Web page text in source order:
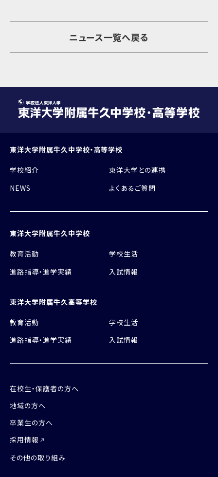
ニュース一覧へ戻る
東洋大学附属牛久中学校・高等学校
学校紹介
東洋大学との連携
NEWS
よくあるご質問
東洋大学附属牛久中学校
教育活動
学校生活
進路指導・進学実績
入試情報
東洋大学附属牛久高等学校
教育活動
学校生活
進路指導・進学実績
入試情報
在校生・保護者の方へ
地域の方へ
卒業生の方へ
採用情報
その他の取り組み